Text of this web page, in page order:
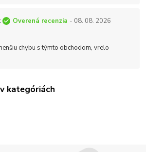
Overená recenzia - 08. 08. 2026
chybu s týmto obchodom, vrelo
kategóriách